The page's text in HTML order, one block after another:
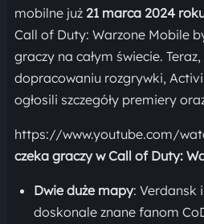
mobilne już 21 marca 2024
Call of Duty: Warzone Mobile
graczy na całym świecie.
dopracowaniu rozgrywki,
ogłosili szczegóły premiery
https://www.youtube.com/
czeka graczy w Call of Duty:
Dwie duże mapy: Verdansk
doskonale znane fanom